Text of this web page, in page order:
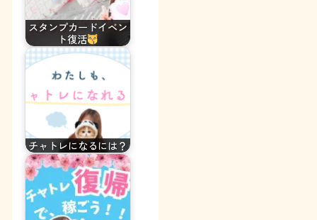
スタンプカードイベン
ト復活
チャトレになるには？